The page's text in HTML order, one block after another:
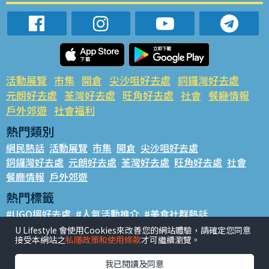
活動展覽 市集 開倉 尖沙咀好去處 銅鑼灣好去處
元朗好去處 荃灣好去處 旺角好去處 社會 餐廳情報
戶外郊遊 社會福利
熱門類別
網民熱話 活動展覽 市集 開倉 尖沙咀好去處
銅鑼灣好去處 元朗好去處 荃灣好去處 旺角好去處 社會
餐廳情報 戶外郊遊
熱門標籤
#UGO搵好去處 #人氣活動推介 #美食社群熱話
#親子玩樂好去處 #ULifestyle應用程式 #限時搶
#UJetso禮物放送 #ULifestyle商戶中心 #著數
U Lifestyle 會使用Cookies來改善您的網站體驗，請確定您同意
接受本網站之私隱政策和使用條款才可繼續瀏覽。
我已閱讀及同意